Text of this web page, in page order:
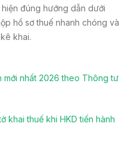
đúng hướng dẫn dưới
hồ sơ thuế nhanh chóng và
khai.
mới nhất 2026 theo Thông tư
khai thuế khi HKD tiến hành